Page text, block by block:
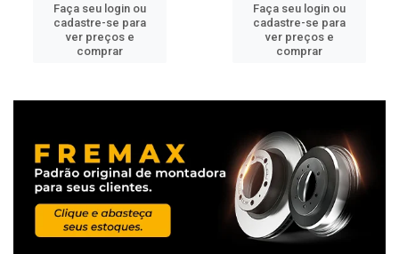
Faça seu login ou
cadastre-se para
ver preços e
comprar
Faça seu login ou
cadastre-se para
ver preços e
comprar